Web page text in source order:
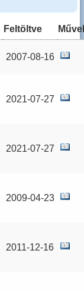
Feltöltve
2007-08-16
2021-07-27
2021-07-27
2009-04-23
2011-12-16